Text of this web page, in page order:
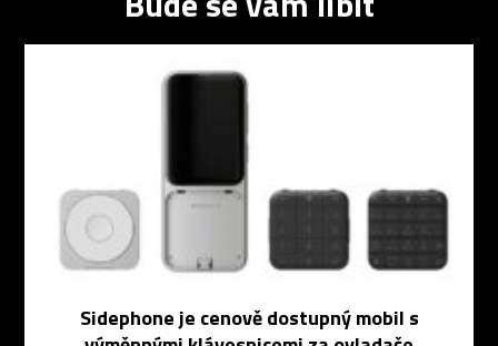
Sidephone je cenově dostupný mobil s